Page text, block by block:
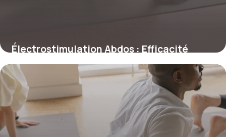
Électrostimulation Abdos : Efficacité
Prouvée
21 mai 2026